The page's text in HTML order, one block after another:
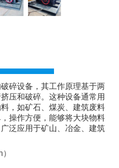
碎设备，其工作原理基于两
压和破碎。这种设备通常用
，如矿石、煤炭、建筑废料
操作方便，能够将大块物料
泛应用于矿山、冶金、建筑